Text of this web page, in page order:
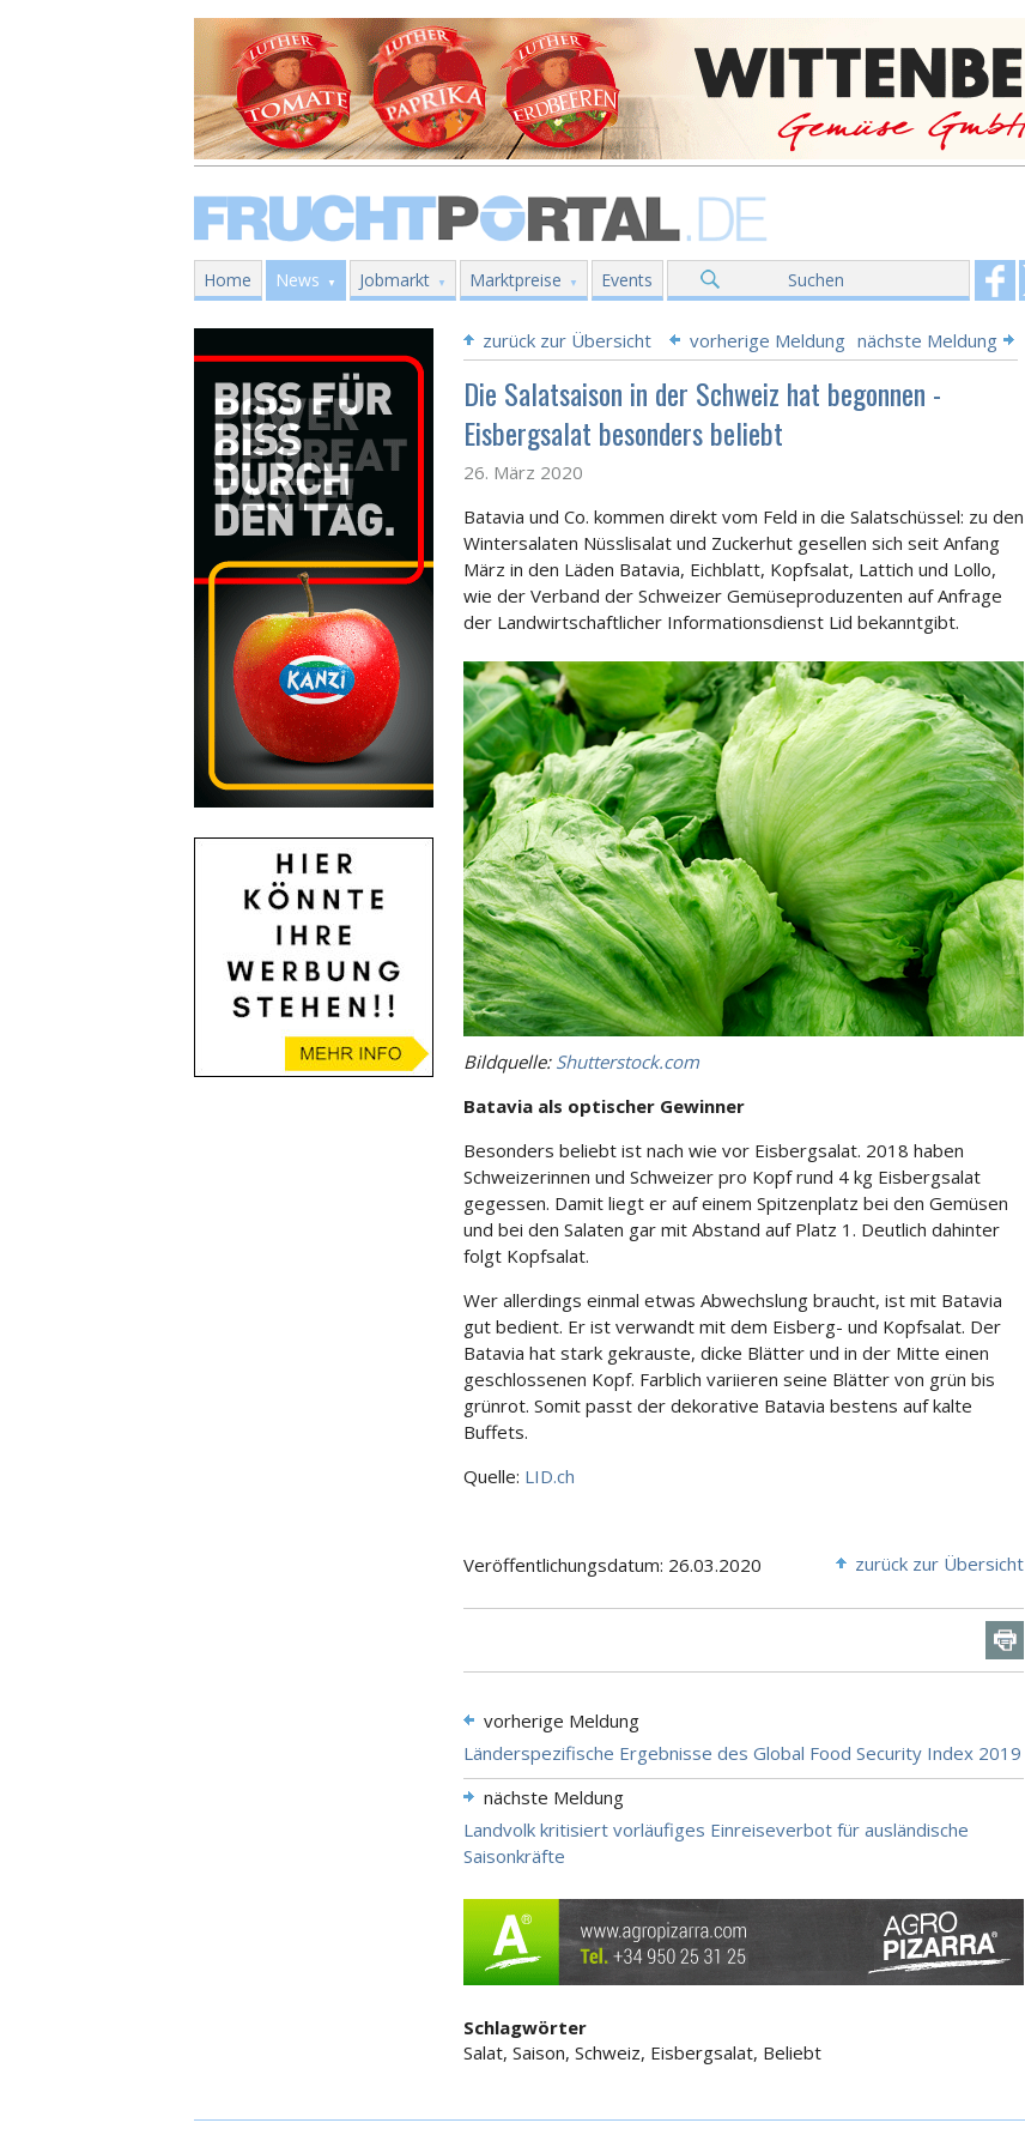
Home News Jobmarkt Marktpreise Events Suchen
zurück zur Übersicht vorherige Meldung nächste Meldung
Die Salatsaison in der Schweiz hat begonnen -
Eisbergsalat besonders beliebt
26. März 2020
Batavia und Co. kommen direkt vom Feld in die Salatschüssel: zu den
Wintersalaten Nüsslisalat und Zuckerhut gesellen sich seit Anfang
März in den Läden Batavia, Eichblatt, Kopfsalat, Lattich und Lollo,
wie der Verband der Schweizer Gemüseproduzenten auf Anfrage
der Landwirtschaftlicher Informationsdienst Lid bekanntgibt.
Bildquelle: Shutterstock.com
Batavia als optischer Gewinner
Besonders beliebt ist nach wie vor Eisbergsalat. 2018 haben
Schweizerinnen und Schweizer pro Kopf rund 4 kg Eisbergsalat
gegessen. Damit liegt er auf einem Spitzenplatz bei den Gemüsen
und bei den Salaten gar mit Abstand auf Platz 1. Deutlich dahinter
folgt Kopfsalat.
Wer allerdings einmal etwas Abwechslung braucht, ist mit Batavia
gut bedient. Er ist verwandt mit dem Eisberg- und Kopfsalat. Der
Batavia hat stark gekrauste, dicke Blätter und in der Mitte einen
geschlossenen Kopf. Farblich variieren seine Blätter von grün bis
grünrot. Somit passt der dekorative Batavia bestens auf kalte
Buffets.
Quelle: LID.ch
Veröffentlichungsdatum: 26.03.2020 zurück zur Übersicht
vorherige Meldung
Länderspezifische Ergebnisse des Global Food Security Index 2019
nächste Meldung
Landvolk kritisiert vorläufiges Einreiseverbot für ausländische
Saisonkräfte
Schlagwörter
Salat, Saison, Schweiz, Eisbergsalat, Beliebt